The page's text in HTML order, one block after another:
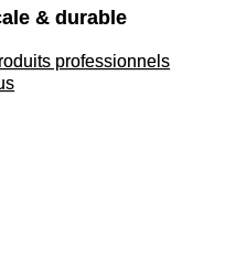
& durable
professionnels